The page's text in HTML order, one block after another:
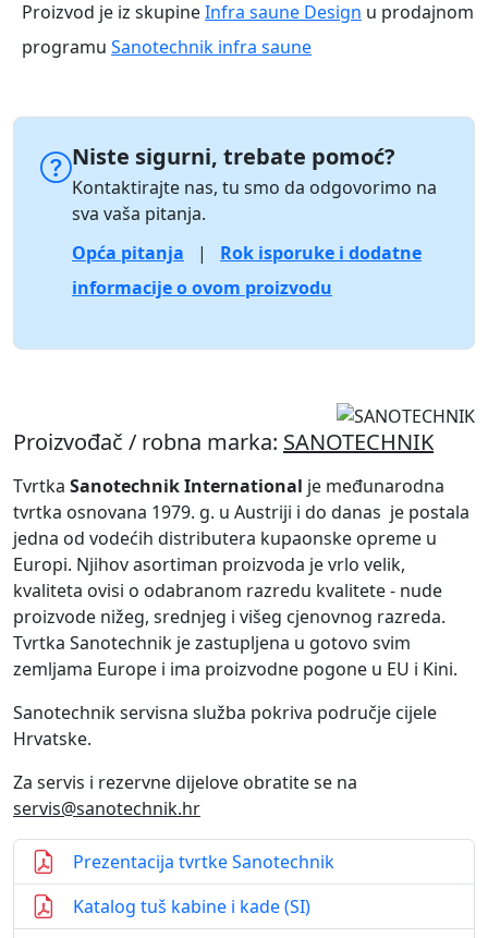
Proizvod je iz skupineInfra saune Design u prodajnom
programu Sanotechnik infra saune
Niste sigurni, trebate pomoć?
Kontaktirajte nas, tu smo da odgovorimo na
sva vaša pitanja.
Opća pitanja
|
Rok isporuke i dodatne
informacije o ovom proizvodu
Proizvođač / robna marka: SANOTECHNIK
Tvrtka Sanotechnik International je međunarodna
tvrtka osnovana 1979. g. u Austriji i do danas je postala
jedna od vodećih distributera kupaonske opreme u
Europi. Njihov asortiman proizvoda je vrlo velik,
kvaliteta ovisi o odabranom razredu kvalitete - nude
proizvode nižeg, srednjeg i višeg cjenovnog razreda.
Tvrtka Sanotechnik je zastupljena u gotovo svim
zemljama Europe i ima proizvodne pogone u EU i Kini.
Sanotechnik servisna služba pokriva područje cijele
Hrvatske.
Za servis i rezervne dijelove obratite se na
servis@sanotechnik.hr
Prezentacija tvrtke Sanotechnik
Katalog tuš kabine i kade (SI)